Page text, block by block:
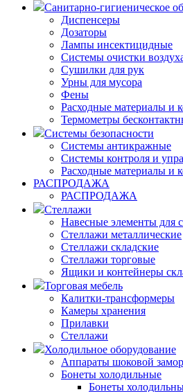
Санитарно-гигиеническое
Диспенсеры
Дозаторы
Лампы инсектицидные
Системы очистки
Сушилки для рук
Урны для мусора
Фены
Расходные материалы и
Термометры
Системы безопасности
Системы антикражные
Системы контроля и
Расходные материалы и
РАСПРОДАЖА
РАСПРОДАЖА
Стеллажи
Навесные элементы для
Стеллажи металлические
Стеллажи складские
Стеллажи торговые
Ящики и контейнеры
Торговая мебель
Калитки-трансформеры
Камеры хранения
Прилавки
Стеллажи
Холодильное оборудование
Аппараты шоковой
Бонеты холодильные
Бонеты